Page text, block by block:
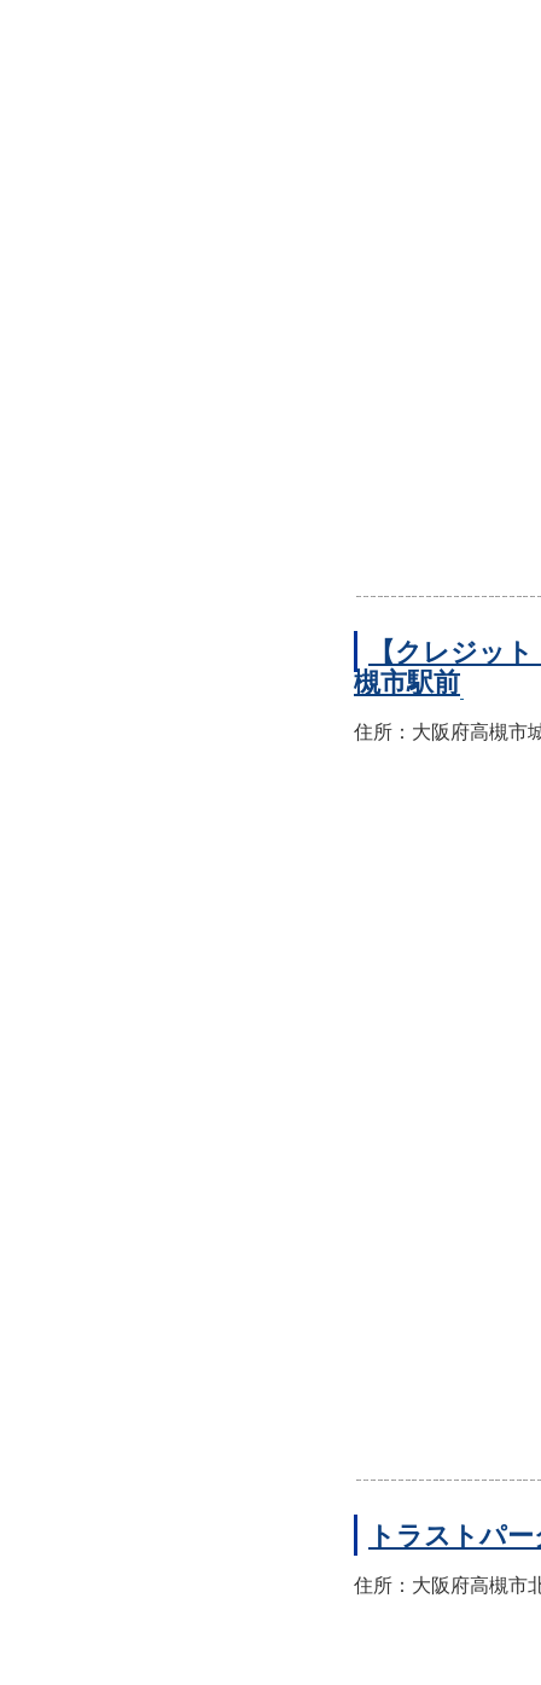
【クレジッ
槻市駅前
住所：大阪府高槻市
トラストパ
住所：大阪府高槻市